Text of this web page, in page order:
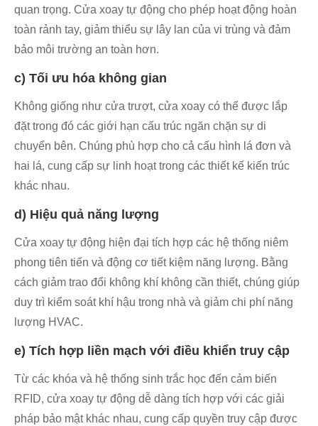
quan trọng. Cửa xoay tự động cho phép hoạt động hoàn
toàn rảnh tay, giảm thiểu sự lây lan của vi trùng và đảm
bảo môi trường an toàn hơn.
c) Tối ưu hóa không gian
Không giống như cửa trượt, cửa xoay có thể được lắp
đặt trong đó các giới hạn cấu trúc ngăn chặn sự di
chuyển bên. Chúng phù hợp cho cả cấu hình lá đơn và
hai lá, cung cấp sự linh hoạt trong các thiết kế kiến ​​trúc
khác nhau.
d) Hiệu quả năng lượng
Cửa xoay tự động hiện đại tích hợp các hệ thống niêm
phong tiên tiến và động cơ tiết kiệm năng lượng. Bằng
cách giảm trao đổi không khí không cần thiết, chúng giúp
duy trì kiểm soát khí hậu trong nhà và giảm chi phí năng
lượng HVAC.
e) Tích hợp liền mạch với điều khiển truy cập
Từ các khóa và hệ thống sinh trắc học đến cảm biến
RFID, cửa xoay tự động dễ dàng tích hợp với các giải
pháp bảo mật khác nhau, cung cấp quyền truy cập được